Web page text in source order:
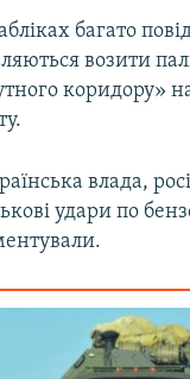
багато
возити
коридору»
влада,
удари по